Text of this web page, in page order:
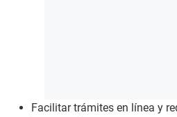
Facilitar trámites en línea y